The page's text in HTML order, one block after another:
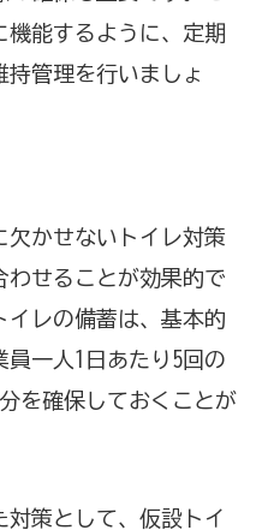
機能するように、定期
管理を行いましょ
欠かせないトイレ対策
わせることが効果的で
イレの備蓄は、基本的
一人1日あたり5回の
を確保しておくことが
策として、仮設トイ